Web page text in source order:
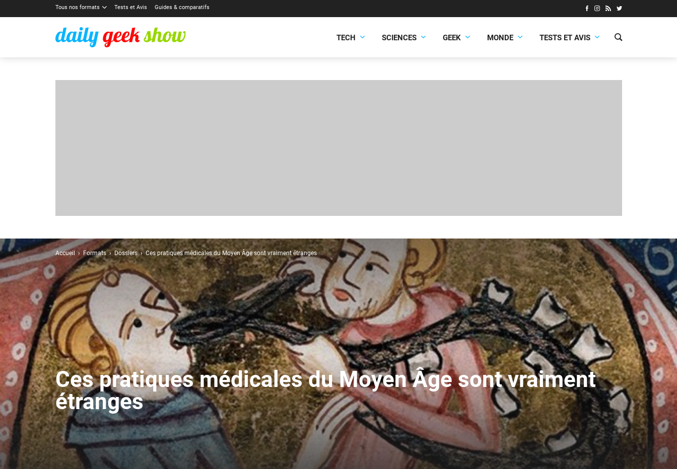
Tous nos formats Tests et Avis Guides & comparatifs
TECH SCIENCES GEEK MONDE TESTS ET AVIS
Accueil Formats Dossiers Ces pratiques médicales du Moyen Âge sont vraiment étranges
Ces pratiques médicales du Moyen Âge sont vraiment
étranges